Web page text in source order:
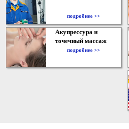
подробнее >>
Акупрессура и
точечный массаж
подробнее >>